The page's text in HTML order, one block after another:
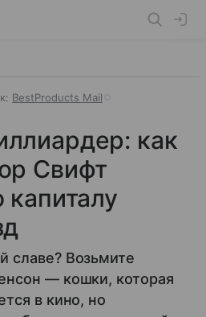
BestProducts Mail
как
Свифт
капиталу
славе? Возьмите
— кошки, которая
в кино, но